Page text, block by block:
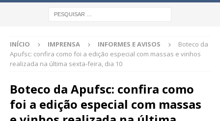
INÍCIO IMPRENSA INFORMES E AVISOS
Boteco da
Apufsc: confira como foi a edição especial com massas e vinhos
realizada na última sexta-feira, dia 10
Boteco da Apufsc: confira como
foi a edição especial com massas